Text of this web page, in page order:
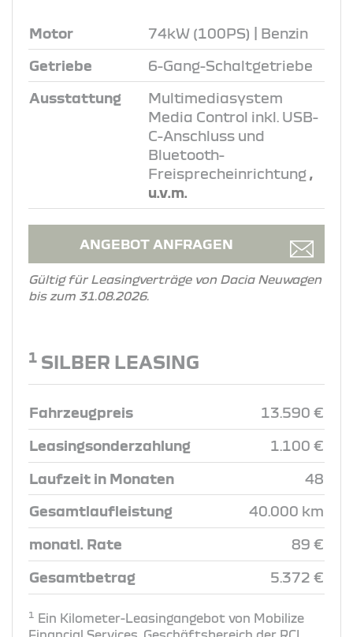
Motor 74kW (100PS) | Benzin
Getriebe 6-Gang-Schaltgetriebe
Ausstattung
Multimediasystem
Media Control inkl. USB-
C-Anschluss und
Bluetooth-
Freisprecheinrichtung ,
u.v.m.
ANGEBOT ANFRAGEN
Gültig für Leasingverträge von Dacia Neuwagen
bis zum 31.08.2026.
1 SILBER LEASING
Fahrzeugpreis 13.590 €
Leasingsonderzahlung 1.100 €
Laufzeit in Monaten 48
Gesamtlaufleistung 40.000 km
monatl. Rate 89 €
Gesamtbetrag 5.372 €
1
Ein Kilometer-Leasingangebot von Mobilize